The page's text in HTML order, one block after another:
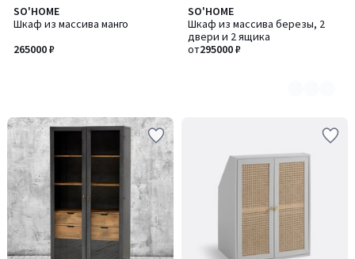
SO'HOME
Шкаф из массива манго
265000 ₽
SO'HOME
Шкаф из массива березы, 2
двери и 2 ящика
от295000 ₽
Количество
цветов:
4